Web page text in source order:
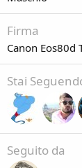
Firma
Canon
Stai
Seguito da